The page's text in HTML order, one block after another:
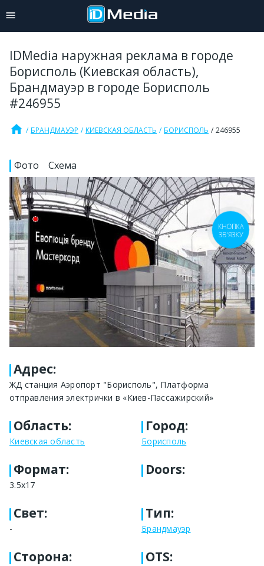
IDMedia наружная реклама в городе
Борисполь (Киевская область),
Брандмауэр в городе Борисполь
#246955
home БРАНДМАУЭР КИЕВСКАЯ ОБЛАСТЬ БОРИСПОЛЬ 246955
Фото Схема
Адрес:
ЖД станция Аэропорт "Борисполь", Платформа
отправления электрички в «Киев-Пассажирский»
Область:
Киевская область
Город:
Борисполь
Формат:
3.5x17
Doors:
Свет:
-
Тип:
Брандмауэр
Сторона: OTS:
КНОПКА
ЗВ'ЯЗКУ